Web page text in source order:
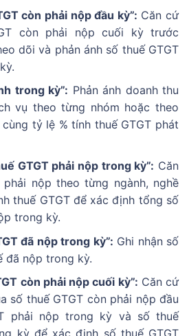
còn phải nộp đầu kỳ”: Căn cứ
còn phải nộp cuối kỳ trước
dõi và phản ánh số thuế GTGT
trong kỳ”: Phản ánh doanh thu
vụ theo từng nhóm hoặc theo
tỷ lệ % tính thuế GTGT phát
GTGT phải nộp trong kỳ”: Căn
nộp theo từng ngành, nghề
thuế GTGT để xác định tổng số
trong kỳ.
đã nộp trong kỳ”: Ghi nhận số
đã nộp trong kỳ.
còn phải nộp cuối kỳ”: Căn cứ
số thuế GTGT còn phải nộp đầu
phải nộp trong kỳ và số thuế